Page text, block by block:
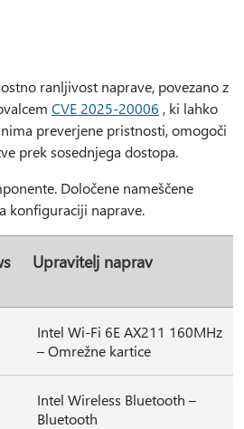
ranljivost naprave, povezano z
CVE 2025-20006 , ki lahko
preverjene pristnosti, omogoči
prek sosednjega dostopa.
Določene nameščene
konfiguraciji naprave.
Upravitelj naprav
Intel Wi-Fi 6E AX211 160MHz
– Omrežne kartice
Intel Wireless Bluetooth –
Bluetooth